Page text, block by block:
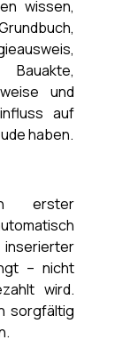
wissen,
und
auf
haben.
erster
– nicht
wird.
sorgfältig